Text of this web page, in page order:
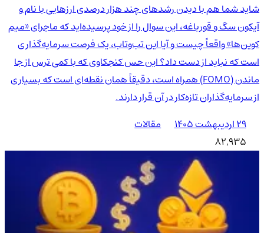
شاید شما هم با دیدن رشدهای چند هزار درصدی ارزهایی با نام و
آیکون سگ و قورباغه، این سوال را از خود پرسیده‌اید که ماجرای «میم
کوین‌ها» واقعاً چیست و آیا این تب‌وتاب، یک فرصت سرمایه‌گذاری
است که نباید از دست داد؟ این حس کنجکاوی که با کمی ترس از جا
ماندن (FOMO) همراه است، دقیقاً همان نقطه‌ای است که بسیاری
از سرمایه‌گذاران تازه‌کار در آن قرار دارند.
۲۹ اردیبهشت ۱۴۰۵
مقالات
82,935